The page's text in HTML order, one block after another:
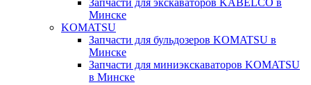
Запчасти для экскаваторов KABELCO в
Минске
KOMATSU
Запчасти для бульдозеров KOMATSU в
Минске
Запчасти для миниэкскаваторов KOMATSU
в Минске